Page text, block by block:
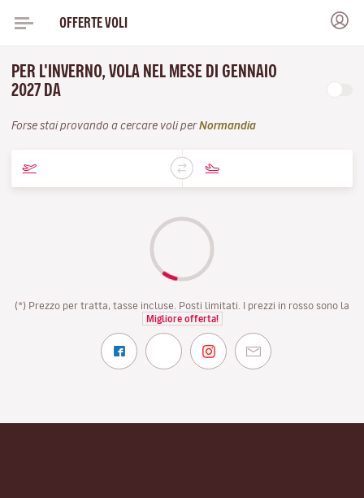
OFFERTE VOLI
PER L'INVERNO, VOLA NEL MESE DI GENNAIO
2027 DA
Forse stai provando a cercare voli perNormandia
(*) Prezzo per tratta, tasse incluse. Posti limitati. I prezzi in rosso sono la
Migliore offerta!